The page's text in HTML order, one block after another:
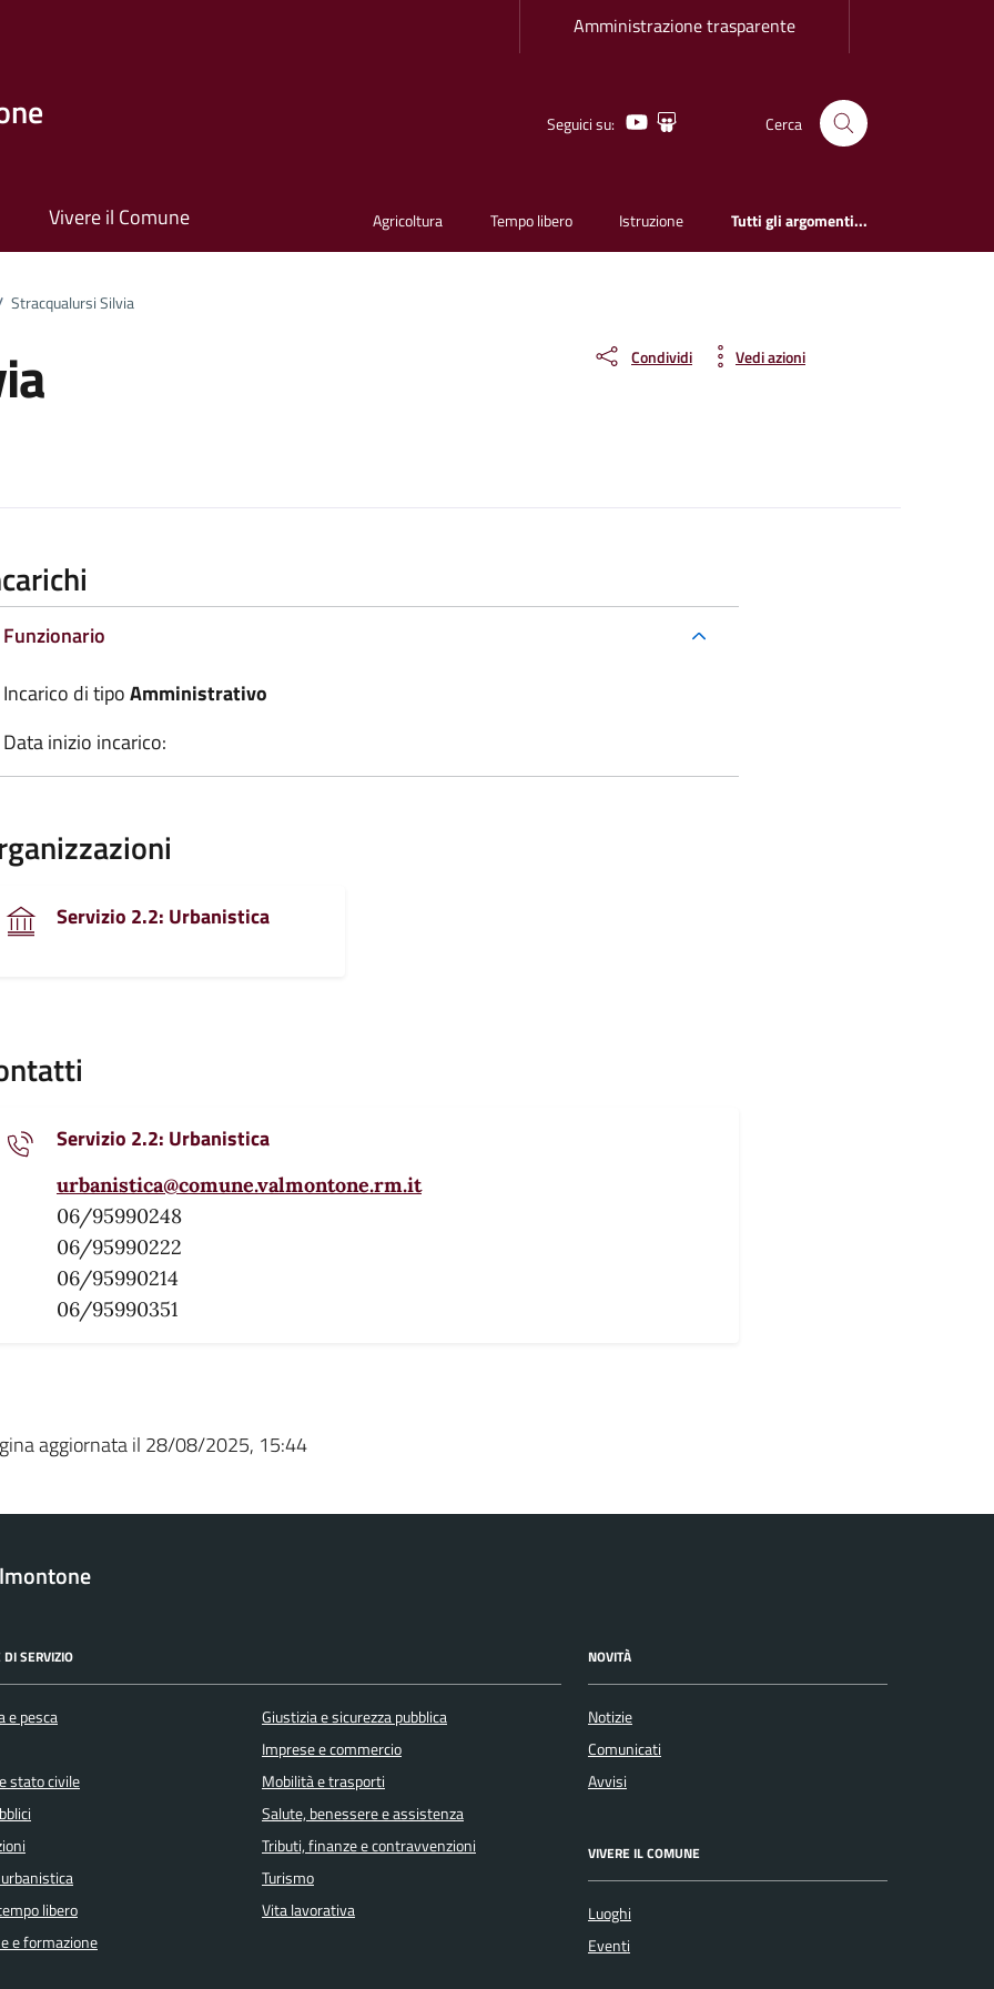
Amministrazione trasparente
Seguici su: YoutubeSlideshare Cerca
Vivere il Comune Agricoltura Tempo libero Istruzione Tutti gli argomenti...
Stracqualursi Silvia
Condividi Vedi azioni
Funzionario
Incarico di tipoAmministrativo
Data inizio incarico:
Servizio 2.2: Urbanistica
Servizio 2.2: Urbanistica
urbanistica@comune.valmontone.rm.it
06/95990248
06/95990222
06/95990214
06/95990351
aggiornata il 28/08/2025, 15:44
DI SERVIZIO
e pesca
stato civile
libero
e formazione
Giustizia e sicurezza pubblica
Imprese e commercio
Mobilità e trasporti
Salute, benessere e assistenza
Tributi, finanze e contravvenzioni
Turismo
Vita lavorativa
NOVITÀ
Notizie
Comunicati
Avvisi
VIVERE IL COMUNE
Luoghi
Eventi